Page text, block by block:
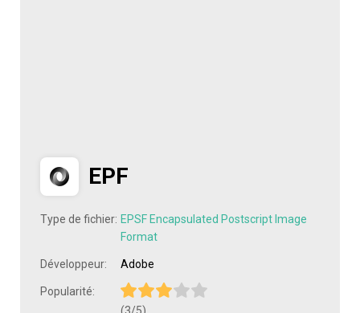
EPF
Type de fichier: EPSF Encapsulated Postscript Image
Format
Développeur: Adobe
Popularité: